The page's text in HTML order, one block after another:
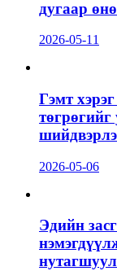
дугаар
2026-05-11
Гэмт
2026-05-06
Эдийн